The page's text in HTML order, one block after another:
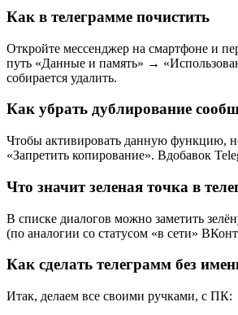
Как в телеграмме почистить
Откройте мессенджер на смартфоне и
путь «Данные и память» →
собирается удалить.
Как убрать дублирование
Чтобы активировать данную функцию,
«Запретить копирование». Вдобавок
Что значит зеленая точка в
В списке диалогов можно заметить
(по аналогии со статусом «в сети»
Как сделать телеграмм без
Итак, делаем все своими ручками, с ПК: